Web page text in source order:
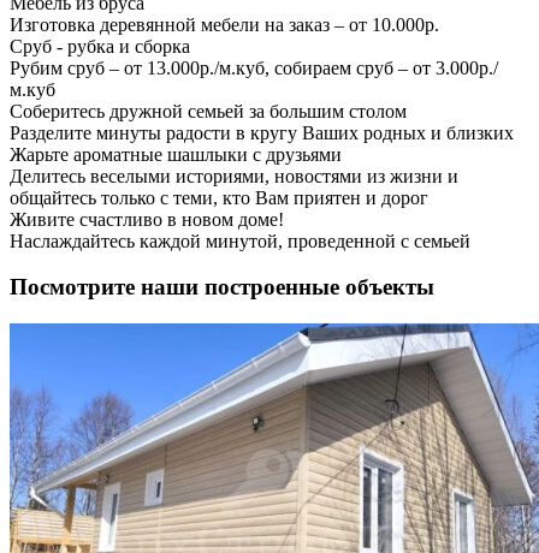
Изготовка деревянной мебели на заказ – от 10.000р.
Сруб - рубка и сборка
Рубим сруб – от 13.000р./м.куб, собираем сруб – от 3.000р./
м.куб
Соберитесь дружной семьей за большим столом
Разделите минуты радости в кругу Ваших родных и близких
Жарьте ароматные шашлыки с друзьями
Делитесь веселыми историями, новостями из жизни и
общайтесь только с теми, кто Вам приятен и дорог
Живите счастливо в новом доме!
Наслаждайтесь каждой минутой, проведенной с семьей
Посмотрите наши построенные объекты